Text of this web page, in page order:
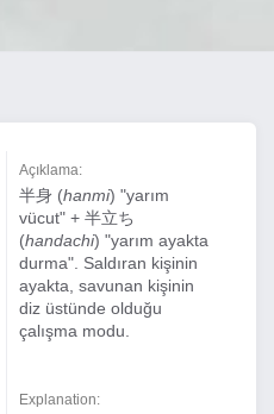
Açıklama:
半身 (hanmi) "yarım
vücut" + 半立ち
(handachi) "yarım ayakta
durma". Saldıran kişinin
ayakta, savunan kişinin
diz üstünde olduğu
çalışma modu.
Explanation: